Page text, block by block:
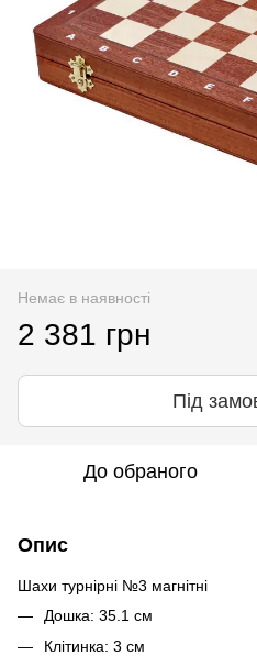
Немає в наявності
2 381 грн
Під
До обраного
Опис
Шахи турнірні №3 магнітні
Дошка: 35.1 см
Клітинка: 3 см